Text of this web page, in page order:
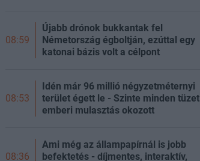
08:59
Újabb drónok bukkantak fel
Németország égboltján, ezúttal egy
katonai bázis volt a célpont
08:53
Idén már 96 millió négyzetméternyi
terület égett le - Szinte minden tüzet
emberi mulasztás okozott
08:36
Ami még az állampapírnál is jobb
befektetés - díjmentes, interaktív,